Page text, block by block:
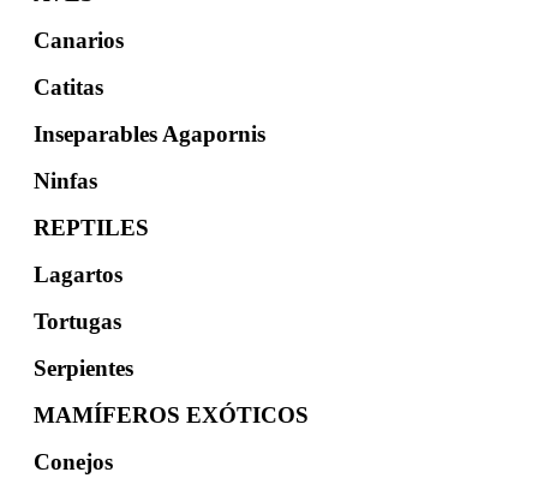
Canarios
Catitas
Inseparables Agapornis
Ninfas
REPTILES
Lagartos
Tortugas
Serpientes
MAMÍFEROS EXÓTICOS
Conejos